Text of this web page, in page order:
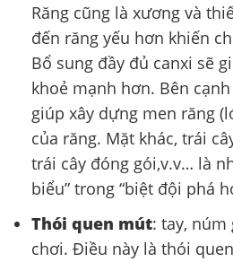
Răng cũng là xương và
đến răng yếu hơn khiến
Bổ sung đầy đủ canxi sẽ
khoẻ mạnh hơn. Bên
giúp xây dựng men răng
của răng. Mặt khác, trái
trái cây đóng gói,v.v… là
biểu” trong “biệt đội phá
Thói quen mút: tay, núm
chơi. Điều này là thói